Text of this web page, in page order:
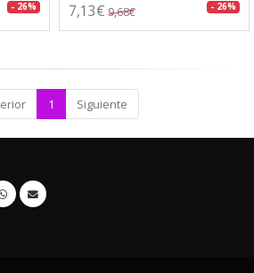
- 26% 7,13€ 9,68€ - 26%
1 Siguiente